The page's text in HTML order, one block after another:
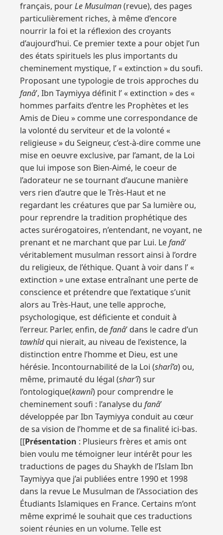
français, pourLe Musulman(revue), des pages
particulièrement riches, à même d’encore
nourrir la foi et la réflexion des croyants
d’aujourd’hui. Ce premier texte a pour objet l’un
des états spirituels les plus importants du
cheminement mystique, l’ « extinction » du soufi.
Proposant une typologie de trois approches du
fanâ’, Ibn Taymiyya définit l’ « extinction » des «
hommes parfaits d’entre les Prophètes et les
Amis de Dieu » comme une correspondance de
la volonté du serviteur et de la volonté «
religieuse » du Seigneur, c’est-à-dire comme une
mise en oeuvre exclusive, par l’amant, de la Loi
que lui impose son Bien-Aimé, le coeur de
l’adorateur ne se tournant d’aucune manière
vers rien d’autre que le Très-Haut et ne
regardant les créatures que par Sa lumière ou,
pour reprendre la tradition prophétique des
actes surérogatoires, n’entendant, ne voyant, ne
prenant et ne marchant que par Lui. Lefanâ’
véritablement musulman ressort ainsi à l’ordre
du religieux, de l’éthique. Quant à voir dans l’ «
extinction » une extase entraînant une perte de
conscience et prétendre que l’extatique s’unit
alors au Très-Haut, une telle approche,
psychologique, est déficiente et conduit à
l’erreur. Parler, enfin, defanâ’ dans le cadre d’un
tawhîdqui nierait, au niveau de l’existence, la
distinction entre l’homme et Dieu, est une
hérésie. Incontournabilité de la Loi (sharî’a) ou,
même, primauté du légal (shar’î) sur
l’ontologique(kawnî) pour comprendre le
cheminement soufi : l’analyse du fanâ’
développée par Ibn Taymiyya conduit au cœur
de sa vision de l’homme et de sa finalité ici-bas.
[[Présentation : Plusieurs frères et amis ont
bien voulu me témoigner leur intérêt pour les
traductions de pages du Shaykh de l’Islam Ibn
Taymiyya que j’ai publiées entre 1990 et 1998
dans la revue Le Musulman de l’Association des
Étudiants Islamiques en France. Certains m’ont
même exprimé le souhait que ces traductions
soient réunies en un volume. Telle est